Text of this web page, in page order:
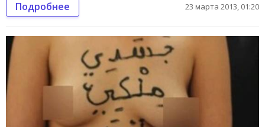
Подробнее 23 марта 2013, 01:20